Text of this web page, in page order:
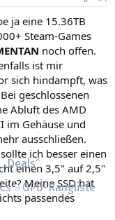
GPU-Rangliste
ja eine 15.36TB
Steam-Games
noch offen.
ist mir
sich hindampft, was
geschlossenen
Abluft des AMD
im Gehäuse und
ausschließen.
ich besser einen
einen 3,5" auf 2,5"
Meine SSD hat
passendes